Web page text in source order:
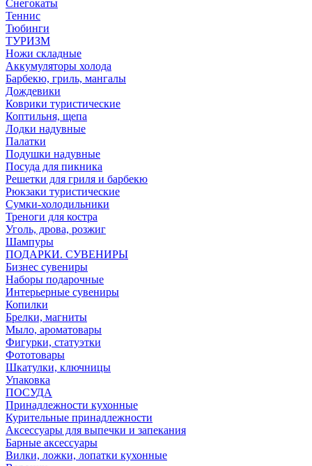
Снегокаты
Теннис
Тюбинги
ТУРИЗМ
Ножи складные
Аккумуляторы холода
Барбекю, гриль, мангалы
Дождевики
Коврики туристические
Коптильня, щепа
Лодки надувные
Палатки
Подушки надувные
Посуда для пикника
Решетки для гриля и барбекю
Рюкзаки туристические
Сумки-холодильники
Треноги для костра
Уголь, дрова, розжиг
Шампуры
ПОДАРКИ. СУВЕНИРЫ
Бизнес сувениры
Наборы подарочные
Интерьерные сувениры
Копилки
Брелки, магниты
Мыло, ароматовары
Фигурки, статуэтки
Фототовары
Шкатулки, ключницы
Упаковка
ПОСУДА
Принадлежности кухонные
Курительные принадлежности
Аксессуары для выпечки и запекания
Барные аксессуары
Вилки, ложки, лопатки кухонные